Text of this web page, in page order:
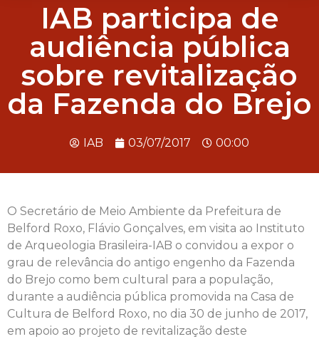
IAB participa de
audiência pública
sobre revitalização
da Fazenda do Brejo
IAB 03/07/2017 00:00
O Secretário de Meio Ambiente da Prefeitura de
Belford Roxo, Flávio Gonçalves, em visita ao Instituto
de Arqueologia Brasileira-IAB o convidou a expor o
grau de relevância do antigo engenho da Fazenda
do Brejo como bem cultural para a população,
durante a audiência pública promovida na Casa de
Cultura de Belford Roxo, no dia 30 de junho de 2017,
em apoio ao projeto de revitalização deste